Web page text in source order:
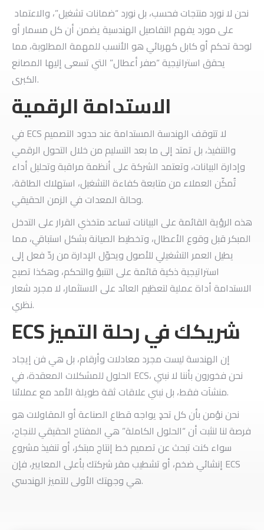
على مورد يفهم التفاصيل الهندسية يضمن أن كل مسمار أو
لوحة تحكم أو كابل كهربائي هو الأنسب للمهمة المطلوبة، مما
يحقق استراتيجية “صفر أعطال” التي تسعى إليها المصانع
الكبرى.
في ECS لا تتوقف الهندسة المستدامة عند حدود التصميم
والتنفيذ، بل تمتد إلى ما بعد التسليم من خلال التحول الرقمي
وإدارة البيانات، وتعتمد الشركة على أنظمة مراقبة وتحليل أداء
تُمكّن العملاء من متابعة كفاءة التشغيل، استهلاك الطاقة،
وحالة المعدات في الزمن الحقيقي.
هذه الرؤية القائمة على البيانات تساعد متخذي القرار على التدخل
المبكر قبل وقوع الأعطال، وتخطيط الصيانة بشكل استباقي، مما
يطيل العمر التشغيلي للأصول ويحوّل الإدارة من ردّ فعل إلى
استراتيجية ذكية قائمة على التنبؤ والتحكم، وهكذا تصبح
الاستدامة أداة عملية لتعظيم العائد على الاستثمار، لا مجرد شعار
نظري.
ECS شريكك في رحلة التميز
​إن الهندسة ليست مجرد معادلات وأرقام، بل هي فن إيجاد
الحلول للمشكلات المعقدة، في ECS، نحن فخورون بأننا لا نبني
منشآت فقط، بل نبني علاقات ثقة طويلة الأمد مع عملائنا.
نحن نؤمن بأن كل تحدٍ يواجه قطاع الصناعة أو المقاولات هو
فرصة لنا لنثبت أن “الحلول الكاملة” هي المفتاح الحقيقي للنجاح،
​سواء كنت تبحث عن تصميم خط إنتاج مبتكر، أو تنفيذ مشروع
إنشائي ضخم، أو تشطيب مقر شركتك بأعلى المعايير، فإن ECS
هي وجهتك الأولى للتميز الهندسي.